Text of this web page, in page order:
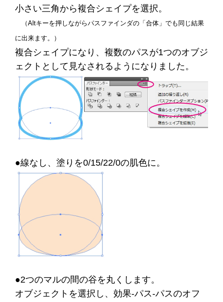
小さい三角から複合シェイプを選択。
（Altキーを押しながらパスファインダの「合体」でも同じ結果
に出来ます。）
複合シェイプになり、複数のパスが1つのオブジ
ェクトとして見なされるようになりました。
●線なし、塗りを0/15/22/0の肌色に。
●2つのマルの間の谷を丸くします。
オブジェクトを選択し、効果-パス-パスのオフ